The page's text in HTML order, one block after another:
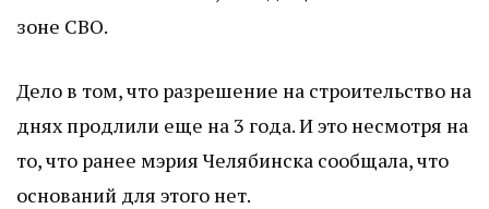
зоне СВО.
Дело в том, что разрешение на строительство на
днях продлили еще на 3 года. И это несмотря на
то, что ранее мэрия Челябинска сообщала, что
оснований для этого нет.